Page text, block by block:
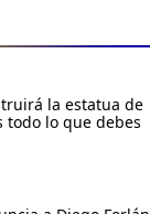
la estatua de
todo lo que debes